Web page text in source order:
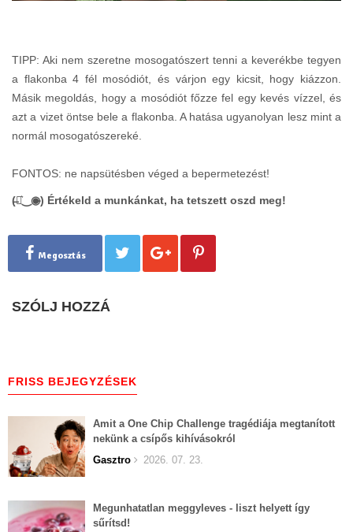
TIPP: Aki nem szeretne mosogatószert tenni a keverékbe tegyen
a flakonba 4 fél mosódiót, és várjon egy kicsit, hogy kiázzon.
Másik megoldás, hogy a mosódiót főzze fel egy kevés vízzel, és
azt a vizet öntse bele a flakonba. A hatása ugyanolyan lesz mint a
normál mosogatószereké.
FONTOS: ne napsütésben véged a bepermetezést!
(̶◉͛‿◉̶) Értékeld a munkánkat, ha tetszett oszd meg!
Megosztás
SZÓLJ HOZZÁ
FRISS BEJEGYZÉSEK
Amit a One Chip Challenge tragédiája megtanított
nekünk a csípős kihívásokról
Gasztro
2026. 07. 23.
Megunhatatlan meggyleves - liszt helyett így
sűrítsd!